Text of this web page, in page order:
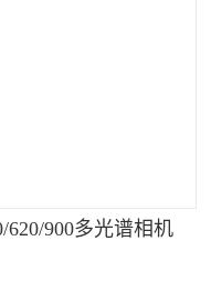
620/900多光谱相机